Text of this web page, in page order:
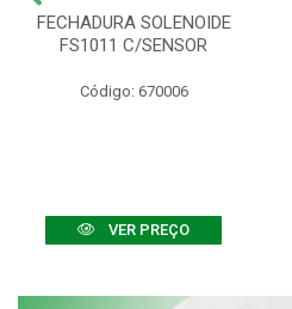
FECHADURA SOLENOIDE
FS1011 C/SENSOR
Código: 670006
VER PREÇO